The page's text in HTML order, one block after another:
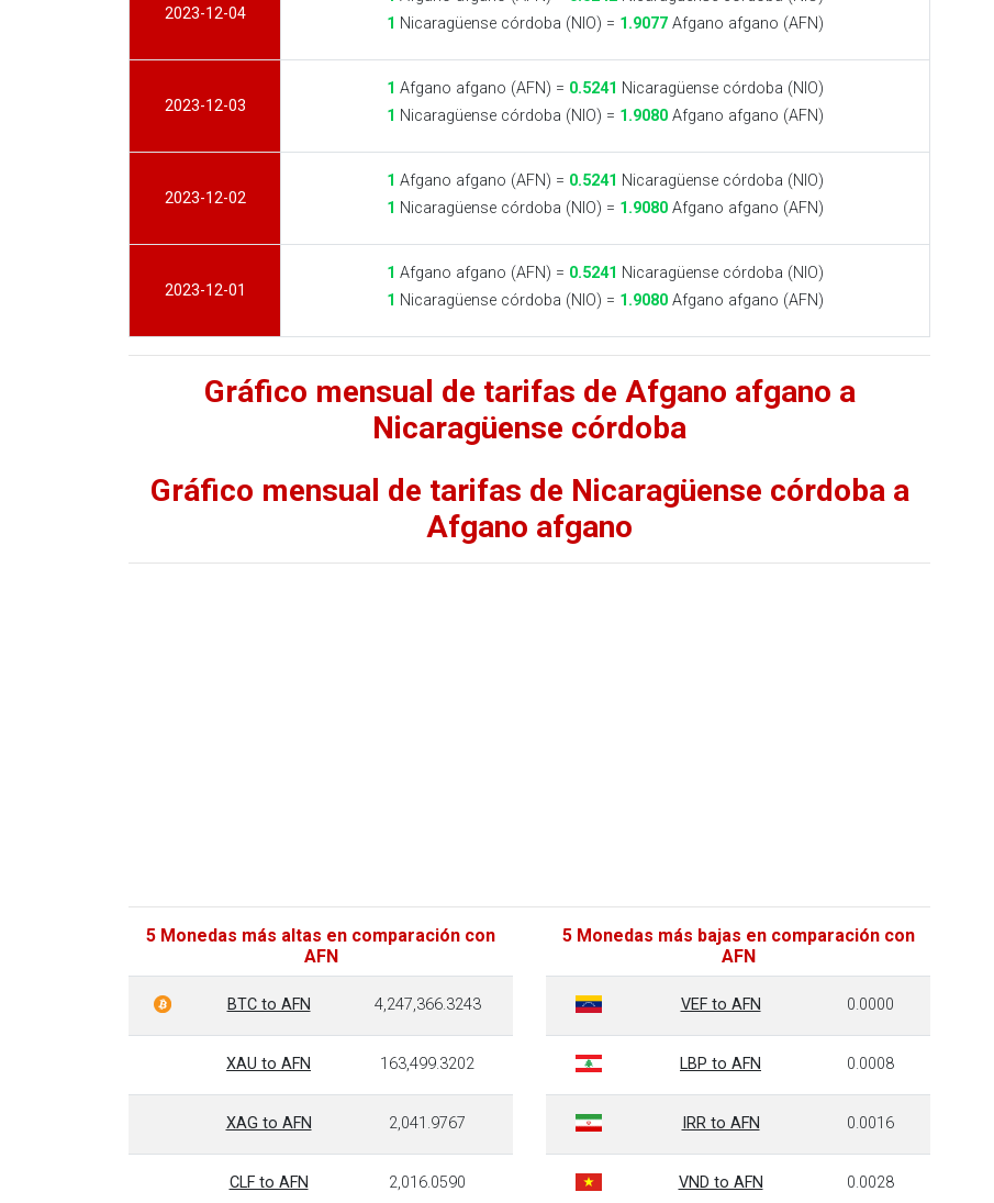
2023-12-04
1 Nicaragüense córdoba (NIO) = 1.9077 Afgano afgano (AFN)
2023-12-03
1 Afgano afgano (AFN) = 0.5241 Nicaragüense córdoba (NIO)
1 Nicaragüense córdoba (NIO) = 1.9080 Afgano afgano (AFN)
2023-12-02
1 Afgano afgano (AFN) = 0.5241 Nicaragüense córdoba (NIO)
1 Nicaragüense córdoba (NIO) = 1.9080 Afgano afgano (AFN)
2023-12-01
1 Afgano afgano (AFN) = 0.5241 Nicaragüense córdoba (NIO)
1 Nicaragüense córdoba (NIO) = 1.9080 Afgano afgano (AFN)
Gráfico mensual de tarifas de Afgano afgano a
Nicaragüense córdoba
Gráfico mensual de tarifas de Nicaragüense córdoba a
Afgano afgano
5 Monedas más altas en comparación con
AFN
BTC to AFN 4,247,366.3243
XAU to AFN 163,499.3202
XAG to AFN 2,041.9767
CLF to AFN 2,016.0590
5 Monedas más bajas en comparación con
AFN
VEF to AFN 0.0000
LBP to AFN 0.0008
IRR to AFN 0.0016
VND to AFN 0.0028